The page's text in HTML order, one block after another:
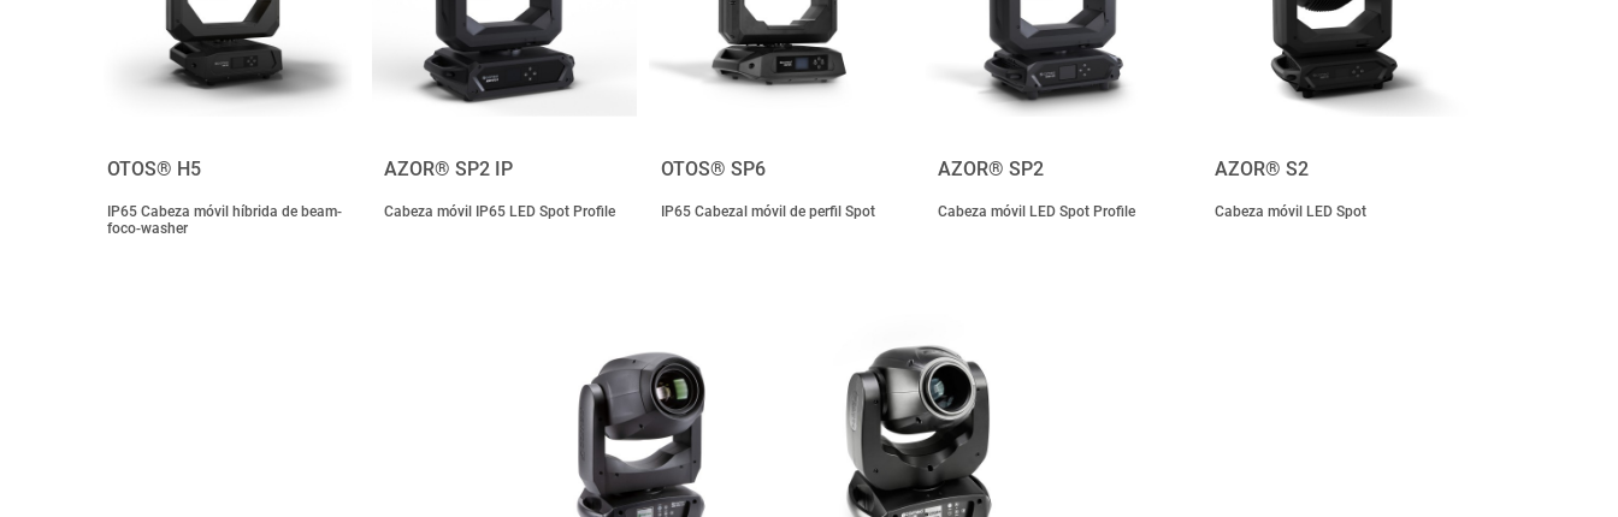
OTOS® H5
IP65 Cabeza móvil híbrida de beam-
foco-washer
AZOR® SP2 IP
Cabeza móvil IP65 LED Spot Profile
OTOS® SP6
IP65 Cabezal móvil de perfil Spot
AZOR® SP2
Cabeza móvil LED Spot Profile
AZOR® S2
Cabeza móvil LED Spot